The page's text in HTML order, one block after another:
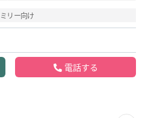
リー向け
電話する